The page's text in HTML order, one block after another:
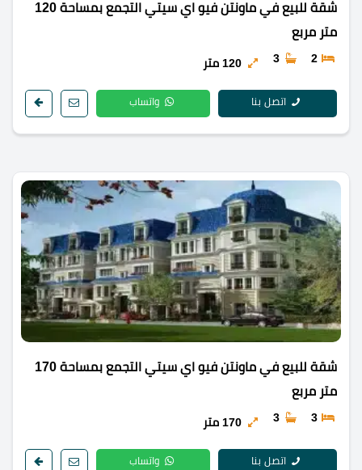
شقة للبيع في ماونتن فيو اي سيتي التجمع بمساحة 120
متر مربع
2
3 120 متر
اتصل بنا واتساب
شقة للبيع في ماونتن فيو اي سيتي التجمع بمساحة 170
متر مربع
3
3 170 متر
اتصل بنا واتساب